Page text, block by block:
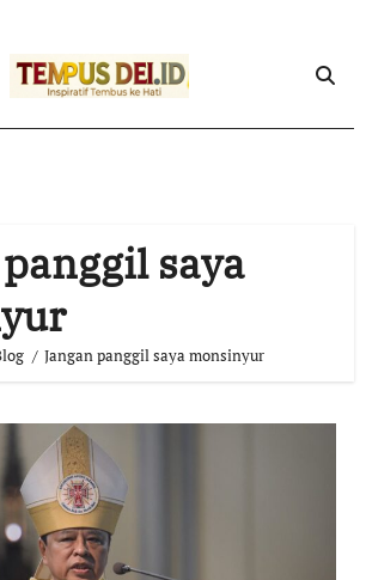
saya
Jangan panggil saya monsinyur